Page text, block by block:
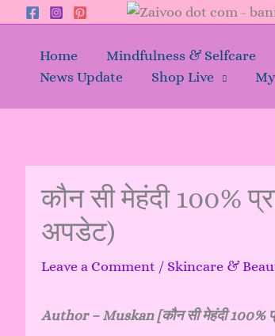
Skip
contentHome Mindfulness & Selfcare
News Update
Shop Live
कौन सी मेहंदी 100%
अपडेट)
Leave a Comment / Skincare &
Author – Muskan [कौन सी मेहंदी 100%